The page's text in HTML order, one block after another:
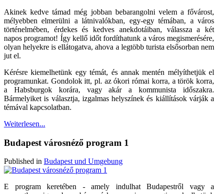
Akinek kedve támad még jobban bebarangolni velem a fővárost,
mélyebben elmerülni a látnivalókban, egy-egy témában, a város
történelmében, érdekes és kedves anekdotáiban, válassza a két
napos programot! Így kellő időt fordíthatunk a város megismerésére,
olyan helyekre is ellátogatva, ahova a legtöbb turista elsősorban nem
jut el.
Kérésre kiemelhetünk egy témát, és annak mentén mélyíthetjük el
programunkat. Gondolok itt, pl. az ókori római korra, a török korra,
a Habsburgok korára, vagy akár a kommunista időszakra.
Bármelyiket is választja, izgalmas helyszínek és kiállítások várják a
témával kapcsolatban.
Weiterlesen...
Budapest városnéző program 1
Published in Budapest und Umgebung
E program keretében - amely indulhat Budapestről vagy a